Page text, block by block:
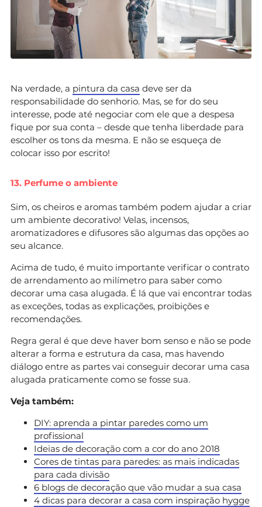
Na verdade, a pintura da casa deve ser da
responsabilidade do senhorio. Mas, se for do seu
interesse, pode até negociar com ele que a despesa
fique por sua conta – desde que tenha liberdade para
escolher os tons da mesma. E não se esqueça de
colocar isso por escrito!
13. Perfume o ambiente
Sim, os cheiros e aromas também podem ajudar a criar
um ambiente decorativo! Velas, incensos,
aromatizadores e difusores são algumas das opções ao
seu alcance.
Acima de tudo, é muito importante verificar o contrato
de arrendamento ao milímetro para saber como
decorar uma casa alugada. É lá que vai encontrar todas
as exceções, todas as explicações, proibições e
recomendações.
Regra geral é que deve haver bom senso e não se pode
alterar a forma e estrutura da casa, mas havendo
diálogo entre as partes vai conseguir decorar uma casa
alugada praticamente como se fosse sua.
Veja também:
DIY: aprenda a pintar paredes como um
profissional
Ideias de decoração com a cor do ano 2018
Cores de tintas para paredes: as mais indicadas
para cada divisão
6 blogs de decoração que vão mudar a sua casa
4 dicas para decorar a casa com inspiração hygge